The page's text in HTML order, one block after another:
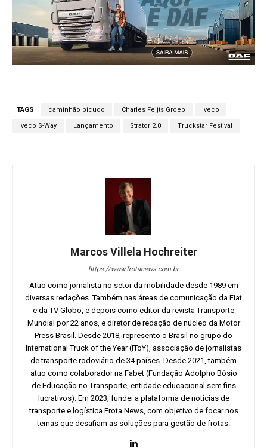
TAGS caminhão bicudo Charles Feijts Groep Iveco
Iveco S-Way Lançamento Strator 2.0 Truckstar Festival
Marcos Villela Hochreiter
https://www.frotanews.com.br
Atuo como jornalista no setor da mobilidade desde 1989 em
diversas redações. Também nas áreas de comunicação da Fiat
e da TV Globo, e depois como editor da revista Transporte
Mundial por 22 anos, e diretor de redação de núcleo da Motor
Press Brasil. Desde 2018, represento o Brasil no grupo do
International Truck of the Year (IToY), associação de jornalistas
de transporte rodoviário de 34 países. Desde 2021, também
atuo como colaborador na Fabet (Fundação Adolpho Bósio
de Educação no Transporte, entidade educacional sem fins
lucrativos). Em 2023, fundei a plataforma de notícias de
transporte e logística Frota News, com objetivo de focar nos
temas que desafiam as soluções para gestão de frotas.